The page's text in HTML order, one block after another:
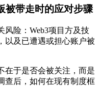
被带走时的应对步骤
风险：Web3项目方及技
以及已遭遇或担心账户被
在于是否会被关注，而是
查后，如何在现有制度框